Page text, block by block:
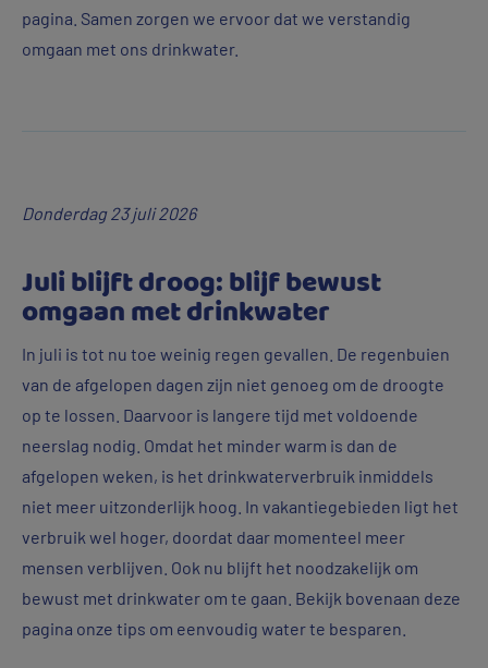
er
voor
aan’
pagina. Samen zorgen we ervoor dat we verstandig
omgaan met ons drinkwater.
Donderdag 23 juli 2026
Juli blijft droog: blijf bewust
omgaan met drinkwater
In juli is tot nu toe weinig regen gevallen. De regenbuien
van de afgelopen dagen zijn niet genoeg om de droogte
op te lossen. Daarvoor is langere tijd met voldoende
neerslag nodig. Omdat het minder warm is dan de
afgelopen weken, is het drinkwaterverbruik inmiddels
niet meer uitzonderlijk hoog. In vakantiegebieden ligt het
verbruik wel hoger, doordat daar momenteel meer
mensen verblijven. Ook nu blijft het noodzakelijk om
bewust met drinkwater om te gaan. Bekijk bovenaan deze
pagina onze tips om eenvoudig water te besparen.